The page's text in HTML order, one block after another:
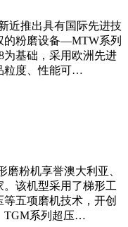
近推出具有国际先进技
的粉磨设备—MTW系列
为基础，采用欧洲先进
粒度、性能可…
磨粉机享誉澳大利亚、
该机型采用了梯形工
五项磨机技术，开创
TGM系列超压…